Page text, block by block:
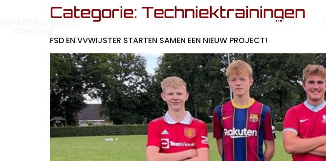
FOOTBALLSKILLS HOME NIEUWS INSCHRIJVEN
Categorie: Techniektrainingen
FSD EN VVWIJSTER STARTEN SAMEN EEN NIEUW PROJECT!